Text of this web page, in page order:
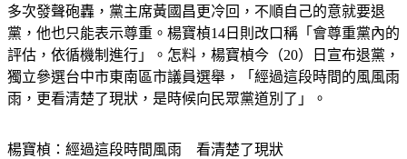
多次發聲砲轟，黨主席黃國昌更冷回，不順自己的意就要退
黨，他也只能表示尊重。楊寶楨14日則改口稱「會尊重黨內的
評估，依循機制進行」。怎料，楊寶楨今（20）日宣布退黨，
獨立參選台中市東南區市議員選舉，「經過這段時間的風風雨
雨，更看清楚了現狀，是時候向民眾黨道別了」。
楊寶楨：經過這段時間風雨　看清楚了現狀